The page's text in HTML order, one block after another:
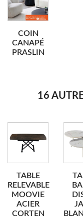
COIN
CANAPÉ
PRASLIN
16
TABLE
RELEVABLE
MOOVIE
ACIER
CORTEN